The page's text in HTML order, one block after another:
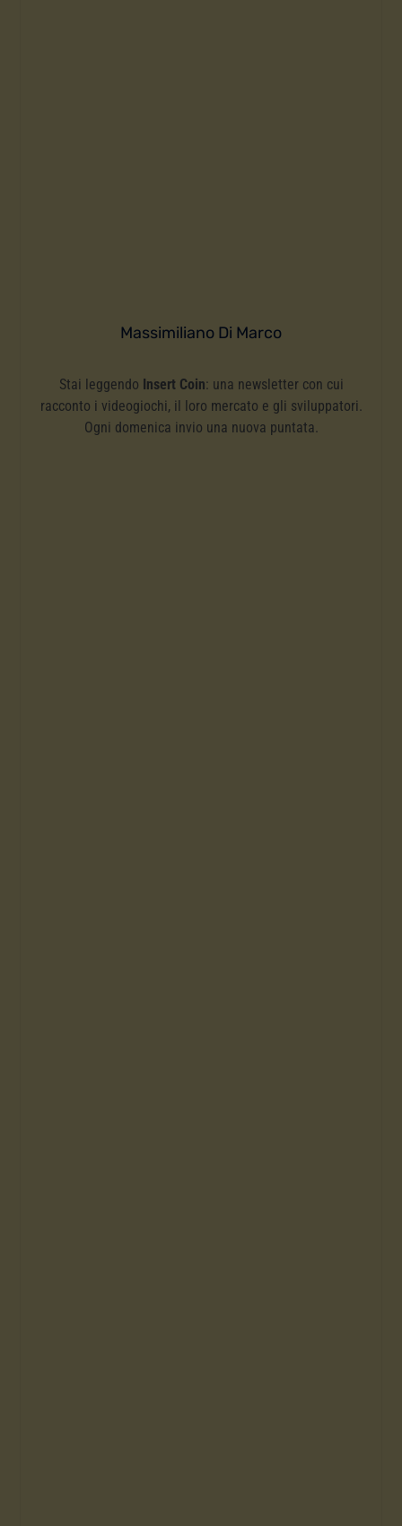
Massimiliano Di Marco
Stai leggendo Insert Coin: una newsletter con cui
racconto i videogiochi, il loro mercato e gli sviluppatori.
Ogni domenica invio una nuova puntata.